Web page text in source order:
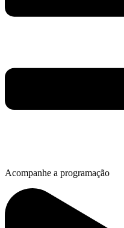
Acompanhe a programação